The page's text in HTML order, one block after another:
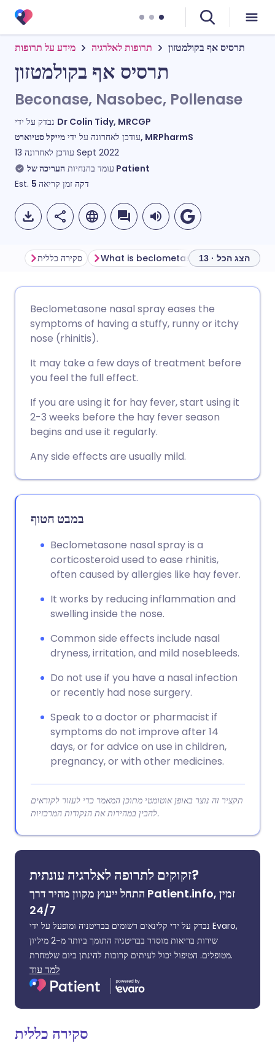
מידע על תרופות תרופות לאלרגיה תרסיס אף בקולמטזון
תרסיס אף בקולמטזון
Beconase, Nasobec, Pollenase
Dr Colin Tidy, MRCGP
עודכן לאחרונה על ידימייקל סטיוארט, MRPharmS
עודכן לאחרונה 13 Sept 2022
עומד בהנחיות העריכה של Patient
Est. 5 דקה זמן קריאה
שתף דרך פייסבוק
שתף דרך לינקדאין
שתף דרך X
שתף דרך WhatsApp
העתק קישור
🇩🇪 Deutsch
🇪🇸 Español 🇫🇷 Français
🇮🇹 Italiano 🇵🇹
🇮🇳 हिन्दी 🇮🇱 עברית
🇸🇦 عربي
סקירה כללית What is beclometasone nasal spray used for?
הצג הכל · 13
Beclometasone nasal spray eases the
symptoms of having a stuffy, runny or itchy
nose (rhinitis).
It may take a few days of treatment before
you feel the full effect.
If you are using it for hay fever, start using it
2-3 weeks before the hay fever season
begins and use it regularly.
Any side effects are usually mild.
במבט חטוף
Beclometasone nasal spray is a
corticosteroid used to ease rhinitis,
often caused by allergies like hay fever.
It works by reducing inflammation and
swelling inside the nose.
Common side effects include nasal
dryness, irritation, and mild nosebleeds.
Do not use if you have a nasal infection
or recently had nose surgery.
Speak to a doctor or pharmacist if
symptoms do not improve after 14
days, or for advice on use in children,
pregnancy, or with other medicines.
תקציר זה נוצר באופן אוטומטי מתוכן המאמר כדי לעזור לקוראים
להבין במהירות את הנקודות המרכזיות.
זקוקים לתרופה לאלרגיה עונתית?
התחל ייעוץ מקוון מהיר דרך Patient.info, זמין
24/7
נבדק על ידי קלינאים רשומים בבריטניה ומופעל על ידי Evaro,
שירות בריאות מוסדר בבריטניה התומך ביותר מ-2 מיליון
מטופלים. הטיפול יכול לעיתים קרובות להינתן ביום שלמחרת.
למד עוד
סקירה כללית